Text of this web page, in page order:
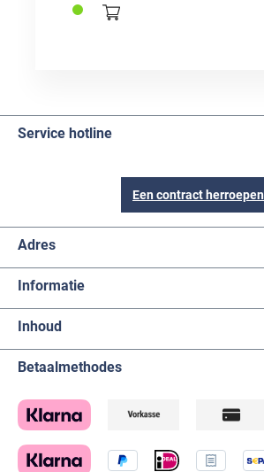
Service hotline
Een contract herroepen
Adres
Informatie
Inhoud
Betaalmethodes